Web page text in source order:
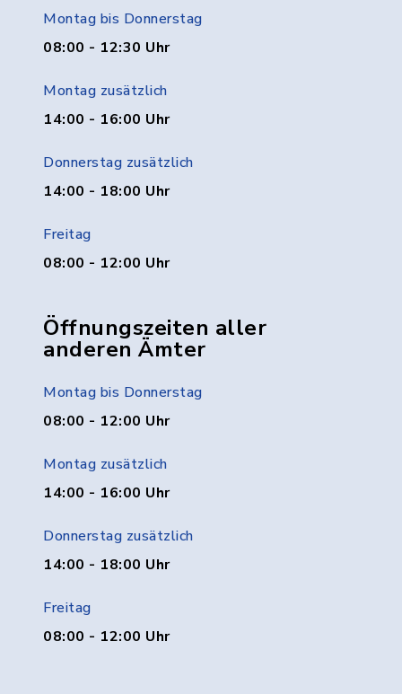
Montag bis Donnerstag
08:00 - 12:30 Uhr
Montag zusätzlich
14:00 - 16:00 Uhr
Donnerstag zusätzlich
14:00 - 18:00 Uhr
Freitag
08:00 - 12:00 Uhr
Öffnungszeiten aller
anderen Ämter
Montag bis Donnerstag
08:00 - 12:00 Uhr
Montag zusätzlich
14:00 - 16:00 Uhr
Donnerstag zusätzlich
14:00 - 18:00 Uhr
Freitag
08:00 - 12:00 Uhr